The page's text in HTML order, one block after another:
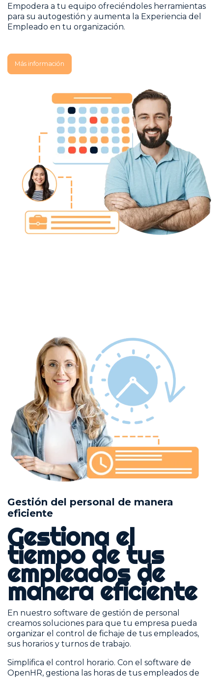
Empodera a tu equipo ofreciéndoles herramientas
para su autogestión y aumenta la Experiencia del
Empleado en tu organización.
Más información
Gestión del personal de manera
eficiente
Gestiona el
tiempo de tus
empleados de
manera eficiente
En nuestro software de gestión de personal
creamos soluciones para que tu empresa pueda
organizar el control de fichaje de tus empleados,
sus horarios y turnos de trabajo.
Simplifica el control horario. Con el software de
OpenHR, gestiona las horas de tus empleados de